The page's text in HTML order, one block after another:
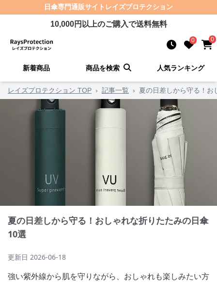
日傘専門通販サイト レイズプロテクション
10,000円以上のご購入で送料無料
0 0
新着商品 商品を検索 人気ランキング
レイズプロテクション TOP › 記事一覧 › 夏の日差しから守る！お
夏の日差しから守る！おしゃれな折りたたみの日傘
10選
更新日 2026-06-18
強い紫外線から肌を守りながら、おしゃれも楽しみたい方